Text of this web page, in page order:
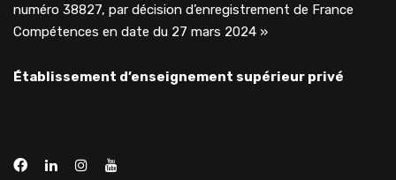
numéro 38827, par décision d’enregistrement de France
Compétences en date du 27 mars 2024 »
Établissement d’enseignement supérieur privé